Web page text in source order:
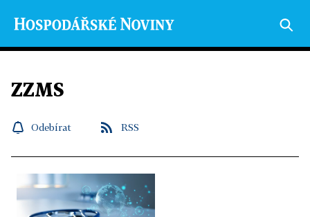
ZZMS
Odebírat RSS